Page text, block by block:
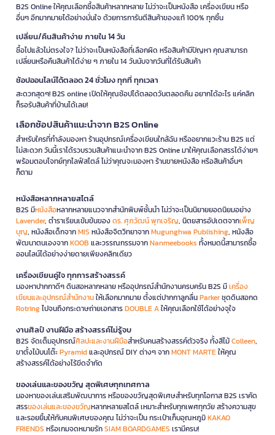
B2S Online ให้คุณเลือกซื้อสินค้าหลากหลาย ไม่ว่าจะเป็นหนังสือ เครื่องเขียน หรือ
อื่นๆ อีกมากมายได้อย่างมั่นใจ ด้วยการการันตีสินค้าของแท้ 100% ทุกชิ้น
เปลี่ยน/คืนสินค้าง่าย ภายใน 14 วัน
ซื้อไปแล้วไม่ตรงใจ? ไม่ว่าจะเป็นหนังสือที่เลือกผิด หรือสินค้ามีปัญหา คุณสามารถ
เปลี่ยนหรือคืนสินค้าได้ง่าย ๆ ภายใน 14 วันนับจากวันที่ได้รับสินค้า
ช้อปออนไลน์ได้ตลอด 24 ชั่วโมง ทุกที่ ทุกเวลา
สะดวกสุดๆ! B2S online เปิดให้คุณช้อปได้ตลอดวันตลอดคืน อยากได้อะไร แค่คลิก
ก็รอรับสินค้าที่บ้านได้เลย!
เลือกช้อปสินค้าแนะนำจาก B2S Online
สำหรับใครที่กำลังมองหา ร้านอุปกรณ์เครื่องเขียนใกล้ฉัน หรืออยากแวะร้าน B2S แต่
ไม่สะดวก วันนี้เราได้รวบรวมสินค้าแนะนำจาก B2S Online มาให้คุณเลือกสรรได้ง่ายๆ
พร้อมตอบโจทย์ทุกไลฟ์สไตล์ ไม่ว่าคุณจะมองหา ร้านขายหนังสือ หรือสินค้าอื่นๆ
ก็ตาม
หนังสือหลากหลายสไตล์
B2S มีหนังสือหลากหลายแนวจากสำนักพิมพ์ชั้นนำ ไม่ว่าจะเป็นนิยายยอดนิยมอย่าง
Lavender, ตำราเรียนเข้มข้นของดร. ศุภวัฒน์ พุกเจริญ, นิตยสารอัปเดตจากเพ็ญ
บุญ, หนังสือเด็กจากMIS หนังสือจิตวิทยาจากMugunghwa Publishing, หนังสือ
พัฒนาตนเองจากKOOB และวรรณกรรมจากNanmeebooks ทั้งหมดนี้สามารถซื้อ
ออนไลน์ได้อย่างง่ายดายเพียงคลิกเดียว
เครื่องเขียนคู่ใจ ทุกการสร้างสรรค์
มองหาปากกาดีๆ ดินสอหลากหลาย หรืออุปกรณ์สำนักงานครบครัน B2S มีเครื่อง
เขียนและอุปกรณ์สำนักงานให้เลือกมากมาย ตั้งแต่ปากกาลูกลื่นParkerชุดดินสอกด
Rotringไปจนถึงกระดาษถ่ายเอกสารDOUBLE Aให้คุณเลือกใช้ได้อย่างจุใจ
งานศิลป์ งานฝีมือ สร้างสรรค์ไม่รู้จบ
B2S จัดเต็มอุปกรณ์ศิลปะและงานฝีมือสำหรับคนสร้างสรรค์ตัวจริง ทั้งสีไม้Colleen,
ขาตั้งไม้บนโต๊ะPyramidและอุปกรณ์ DIY ต่างๆ จากMONT MARTEให้คุณ
สร้างสรรค์ได้อย่างไร้ขีดจำกัด
ของเล่นและของขวัญ สุดพิเศษทุกเทศกาล
มองหาของเล่นเสริมพัฒนาการ หรือของขวัญสุดพิเศษสำหรับทุกโอกาส B2S เราคัด
สรรของเล่นและของขวัญหลากหลายสไตล์ เหมาะสำหรับทุกเพศทุกวัย สร้างความสุข
และรอยยิ้มให้กับคนพิเศษของคุณ ไม่ว่าจะเป็น กระเป๋าเก็บอุณหภูมิKAKAO
FRIENDS หรือเกมจดหมายรักSIAM BOARDGAMES เรามีครบ!